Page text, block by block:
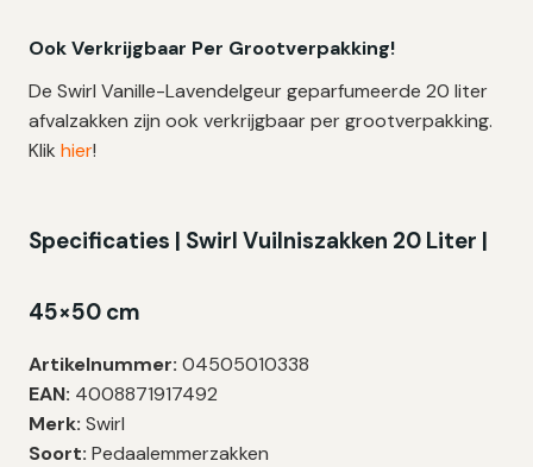
Ook Verkrijgbaar Per Grootverpakking!
De Swirl Vanille-Lavendelgeur geparfumeerde 20 liter
afvalzakken zijn ook verkrijgbaar per grootverpakking.
Klik hier!
Specificaties | Swirl Vuilniszakken 20 Liter |
45×50 cm
Artikelnummer: 04505010338
EAN: 4008871917492
Merk: Swirl
Soort: Pedaalemmerzakken